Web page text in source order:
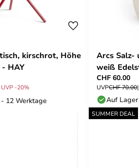
kirschrot, Höhe
HAY
UVP -20%
12 Werktage
Arcs Salz-
weiß
CHF 60.00
UVPCHF 70.00
Auf Lager
SUMMER DEAL